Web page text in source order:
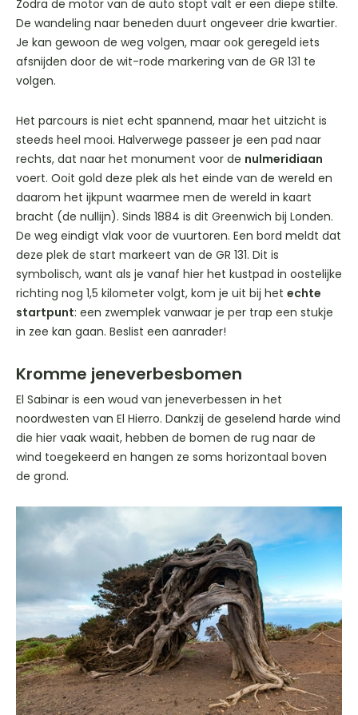
Zodra de motor van de auto stopt valt er een diepe stilte.
De wandeling naar beneden duurt ongeveer drie kwartier.
Je kan gewoon de weg volgen, maar ook geregeld iets
afsnijden door de wit-rode markering van de GR 131 te
volgen.
Het parcours is niet echt spannend, maar het uitzicht is
steeds heel mooi. Halverwege passeer je een pad naar
rechts, dat naar het monument voor de nulmeridiaan
voert. Ooit gold deze plek als het einde van de wereld en
daarom het ijkpunt waarmee men de wereld in kaart
bracht (de nullijn). Sinds 1884 is dit Greenwich bij Londen.
De weg eindigt vlak voor de vuurtoren. Een bord meldt dat
deze plek de start markeert van de GR 131. Dit is
symbolisch, want als je vanaf hier het kustpad in oostelijke
richting nog 1,5 kilometer volgt, kom je uit bij het echte
startpunt: een zwemplek vanwaar je per trap een stukje
in zee kan gaan. Beslist een aanrader!
Kromme jeneverbesbomen
El Sabinar is een woud van jeneverbessen in het
noordwesten van El Hierro. Dankzij de geselend harde wind
die hier vaak waait, hebben de bomen de rug naar de
wind toegekeerd en hangen ze soms horizontaal boven
de grond.